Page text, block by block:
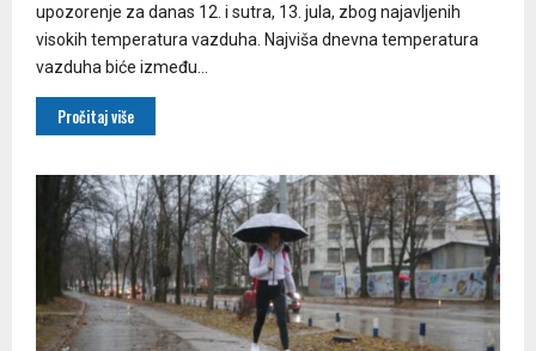
upozorenje za danas 12. i sutra, 13. jula, zbog najavljenih
visokih temperatura vazduha. Najviša dnevna temperatura
vazduha biće između...
Pročitaj više